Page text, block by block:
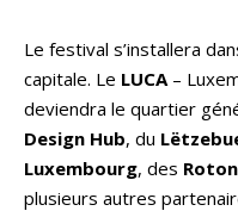
Le festival s’installera
capitale. Le LUCA –
deviendra le quartier
Design Hub, du
Luxembourg, des
plusieurs autres